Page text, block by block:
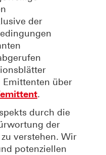
der
Emittenten über
.
durch die
der
verstehen. Wir
potenziellen